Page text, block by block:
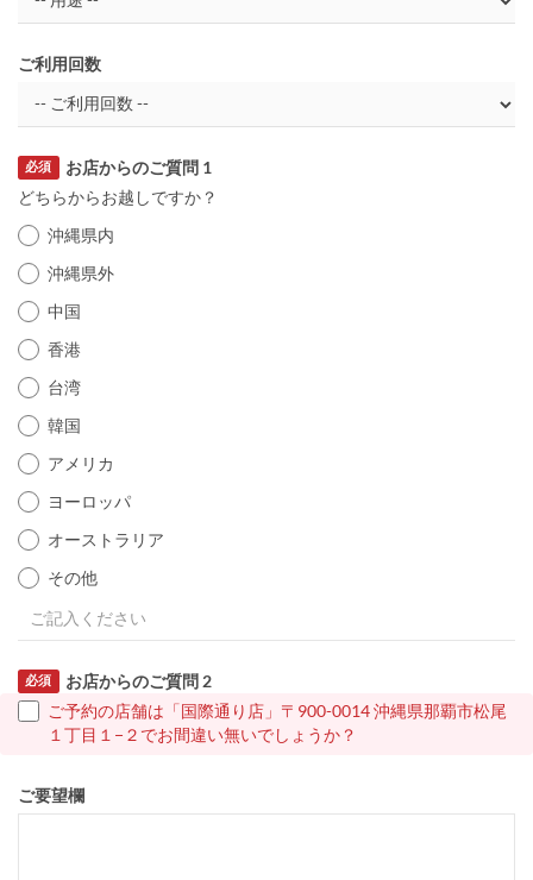
ご利用回数
お店からのご質問 1
必須
どちらからお越しですか？
沖縄県内
沖縄県外
中国
香港
台湾
韓国
アメリカ
ヨーロッパ
オーストラリア
その他
お店からのご質問 2
必須
ご予約の店舗は「国際通り店」〒900-0014 沖縄県那覇市松尾
１丁目１−２でお間違い無いでしょうか？
ご要望欄